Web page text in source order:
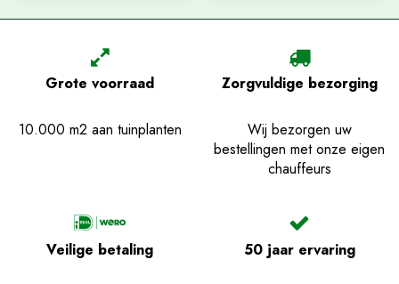
Grote voorraad
10.000 m2 aan tuinplanten
Zorgvuldige bezorging
Wij bezorgen uw
bestellingen met onze eigen
chauffeurs
Veilige betaling 50 jaar ervaring